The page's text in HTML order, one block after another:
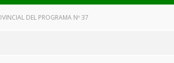
DEL PROGRAMA Nº 37